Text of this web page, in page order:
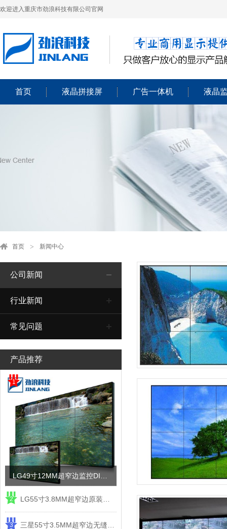
欢迎进入重庆市劲浪科技有限公司官网
首页 液晶拼接屏 广告一体机 液晶
首页 新闻中心
公司新闻
行业新闻
常见问题
产品推荐
1
2
3